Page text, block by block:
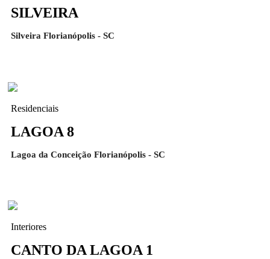
SILVEIRA
Silveira Florianópolis - SC
Residenciais
LAGOA 8
Lagoa da Conceição Florianópolis - SC
Interiores
CANTO DA LAGOA 1